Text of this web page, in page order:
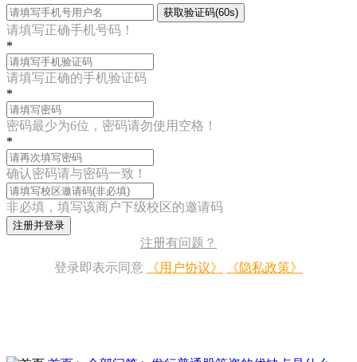
获取验证码(60s)
请填写正确手机号码！
*
请填写正确的手机验证码
*
密码最少为6位，密码请勿使用空格！
*
确认密码请与密码一致！
非必填，填写该商户下级校区的邀请码
注册并登录
注册有问题？
登录即表示同意
《用户协议》 《隐私政策》